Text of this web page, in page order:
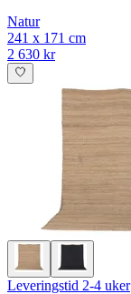
Natur
241 x 171 cm
2 630 kr
Leveringstid 2-4 uker